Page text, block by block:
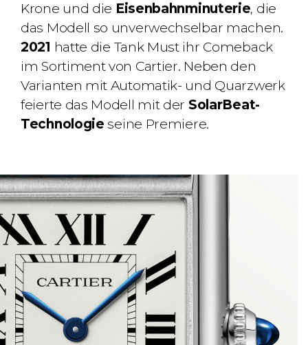
Krone und die Eisenbahnminuterie, die
das Modell so unverwechselbar machen.
2021 hatte die Tank Must ihr Comeback
im Sortiment von Cartier. Neben den
Varianten mit Automatik- und Quarzwerk
feierte das Modell mit der SolarBeat-
Technologie seine Premiere.